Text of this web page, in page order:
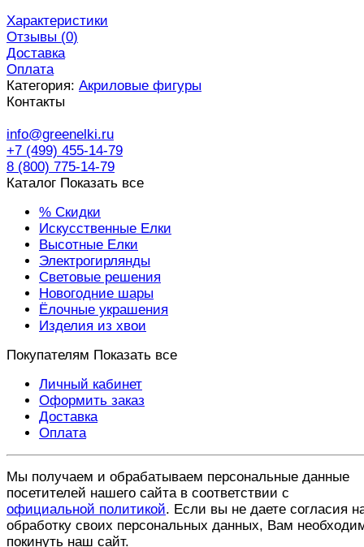
Характеристики
Отзывы (0)
Доставка
Оплата
Категория: Акриловые фигуры
Контакты
info@greenelki.ru
+7 (499) 455-14-79
8 (800) 775-14-79
Каталог Показать все
% Скидки
Искусственные Елки
Высотные Елки
Электрогирлянды
Световые решения
Новогодние шары
Ёлочные украшения
Изделия из хвои
Покупателям Показать все
Личный кабинет
Оформить заказ
Доставка
Оплата
Мы получаем и обрабатываем персональные данные
посетителей нашего сайта в соответствии с
официальной политикой. Если вы не даете согласия
обработку своих персональных данных, Вам
покинуть наш сайт.